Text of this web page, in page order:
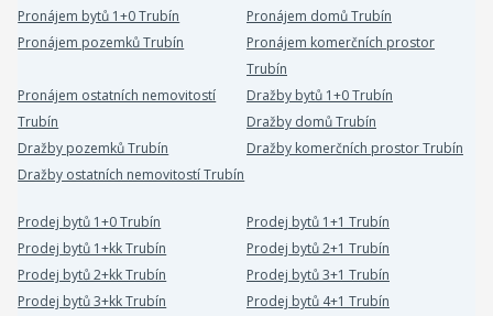
Pronájem bytů 1+0 Trubín
Pronájem domů Trubín
Pronájem pozemků Trubín
Pronájem komerčních prostor
Trubín
Pronájem ostatních nemovitostí
Trubín
Dražby bytů 1+0 Trubín
Dražby domů Trubín
Dražby pozemků Trubín
Dražby komerčních prostor Trubín
Dražby ostatních nemovitostí Trubín
Prodej bytů 1+0 Trubín
Prodej bytů 1+1 Trubín
Prodej bytů 1+kk Trubín
Prodej bytů 2+1 Trubín
Prodej bytů 2+kk Trubín
Prodej bytů 3+1 Trubín
Prodej bytů 3+kk Trubín
Prodej bytů 4+1 Trubín